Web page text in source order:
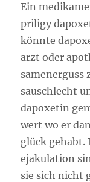
Ein
priligy
könnte
arzt oder
samenerguss
sauschlecht
dapoxetin
wert wo er
glück gehabt.
ejakulation
sie sich nicht